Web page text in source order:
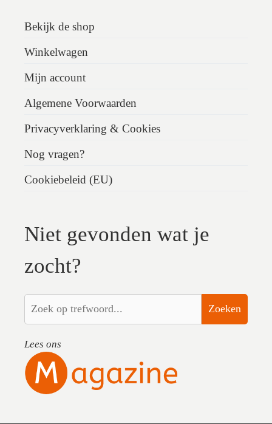
Bekijk de shop
Winkelwagen
Mijn account
Algemene Voorwaarden
Privacyverklaring & Cookies
Nog vragen?
Cookiebeleid (EU)
Niet gevonden wat je
zocht?
Zoeken
Lees ons